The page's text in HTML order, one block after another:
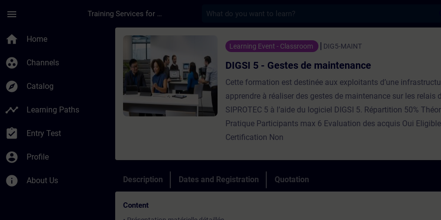
menu Training Services for Digital Industries
home Home
group_work Channels
explore Catalog
timeline Learning Paths
assignment_turned_in Entry Test
account_circle Profile
info About Us
Course - DIGSI 5 - Gestes de maintenance - Training -
Learning Event - Classroom DIG5-MAINT
DIGSI 5 - Gestes de maintenance
Cette formation est destinée aux exploitants d’une
apprendre à réaliser des gestes de maintenance sur les relais
SIPROTEC 5 à l’aide du logiciel DIGSI 5. Répartition 50%
Pratique Participants max 6 Evaluation des acquis Oui
Certification Non
Description Dates and Registration Quotation
Content